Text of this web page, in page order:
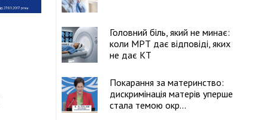
Головний біль, який не минає:
коли МРТ дає відповіді, яких
не дає КТ
Покарання за материнство:
дискримінація матерів уперше
стала темою окр...